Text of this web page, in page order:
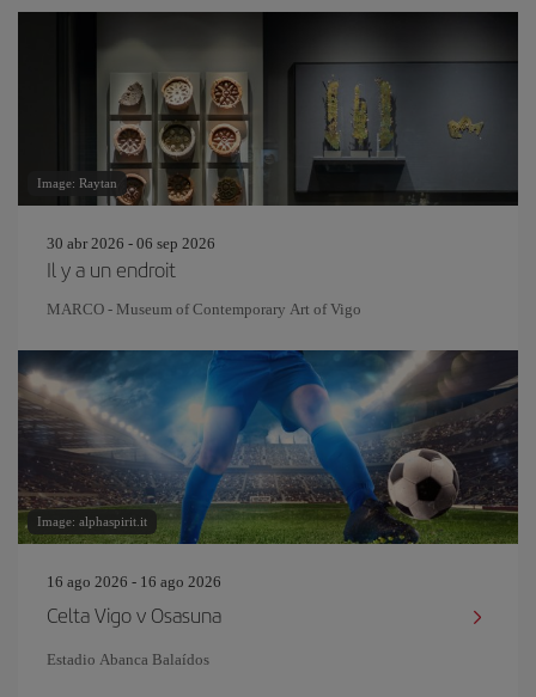
Image: Raytan
30 abr 2026 - 06 sep 2026
Il y a un endroit
MARCO - Museum of Contemporary Art of Vigo
Image: alphaspirit.it
16 ago 2026 - 16 ago 2026
Celta Vigo v Osasuna
Estadio Abanca Balaídos